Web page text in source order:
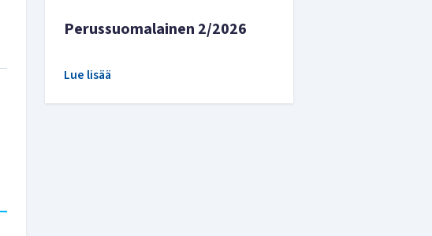
Perussuomalainen 2/2026
Lue lisää